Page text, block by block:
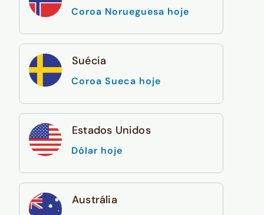
Coroa Norueguesa hoje
Suécia
Coroa Sueca hoje
Estados Unidos
Dólar hoje
Austrália